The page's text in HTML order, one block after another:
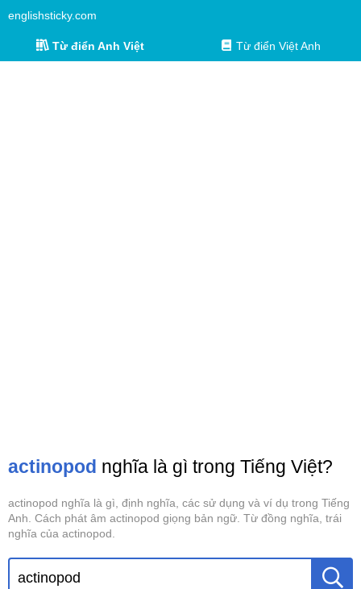
englishsticky.com
Từ điển Anh Việt Từ điển Việt Anh
actinopod nghĩa là gì trong Tiếng Việt?
actinopod nghĩa là gì, định nghĩa, các sử dụng và ví dụ trong Tiếng
Anh. Cách phát âm actinopod giọng bản ngữ. Từ đồng nghĩa, trái
nghĩa của actinopod.